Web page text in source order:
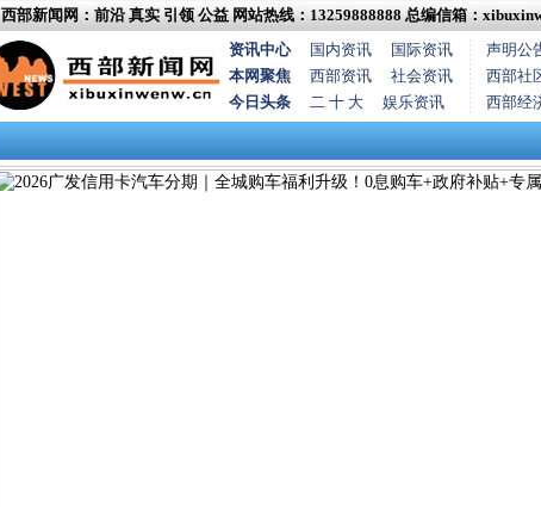
西部新闻网：前沿 真实 引领 公益 网站热线：13259888888 总编信箱：
资讯中心
国内资讯
国际资讯
本网聚焦
西部资讯
社会资讯
今日头条
二 十 大 娱乐资讯
声明公
西部社
西部经